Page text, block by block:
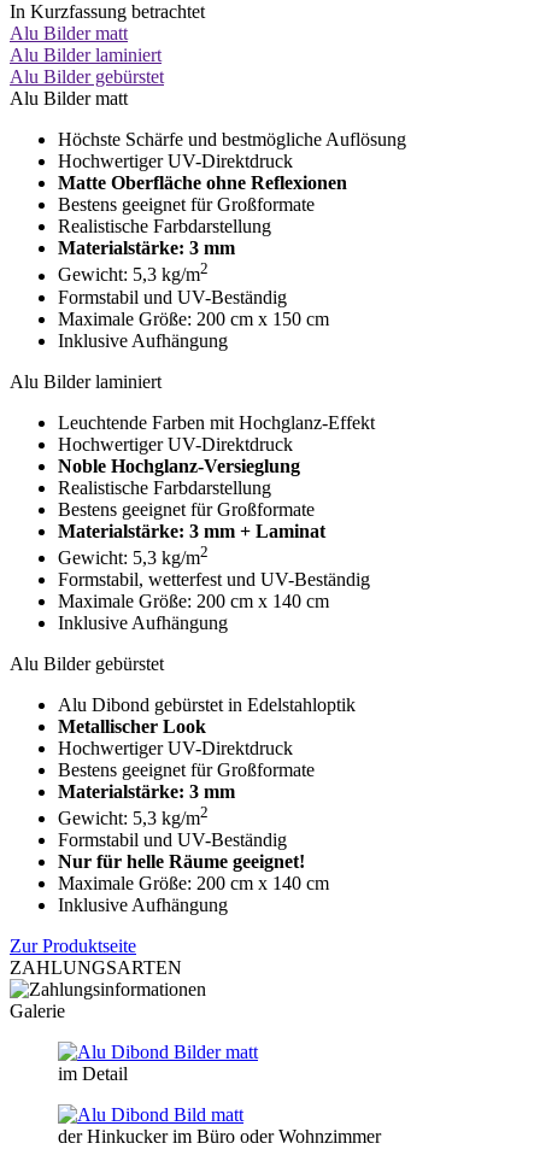
In Kurzfassung betrachtet
Alu Bilder matt
Alu Bilder laminiert
Alu Bilder gebürstet
Alu Bilder matt
Höchste Schärfe und bestmögliche Auflösung
Hochwertiger UV-Direktdruck
Matte Oberfläche ohne Reflexionen
Bestens geeignet für Großformate
Realistische Farbdarstellung
Materialstärke: 3 mm
Gewicht: 5,3 kg/m2
Formstabil und UV-Beständig
Maximale Größe: 200 cm x 150 cm
Inklusive Aufhängung
Alu Bilder laminiert
Leuchtende Farben mit Hochglanz-Effekt
Hochwertiger UV-Direktdruck
Noble Hochglanz-Versieglung
Realistische Farbdarstellung
Bestens geeignet für Großformate
Materialstärke: 3 mm + Laminat
Gewicht: 5,3 kg/m2
Formstabil, wetterfest und UV-Beständig
Maximale Größe: 200 cm x 140 cm
Inklusive Aufhängung
Alu Bilder gebürstet
Alu Dibond gebürstet in Edelstahloptik
Metallischer Look
Hochwertiger UV-Direktdruck
Bestens geeignet für Großformate
Materialstärke: 3 mm
Gewicht: 5,3 kg/m2
Formstabil und UV-Beständig
Nur für helle Räume geeignet!
Maximale Größe: 200 cm x 140 cm
Inklusive Aufhängung
Zur Produktseite
ZAHLUNGSARTEN
Galerie
im Detail
der Hinkucker im Büro oder Wohnzimmer